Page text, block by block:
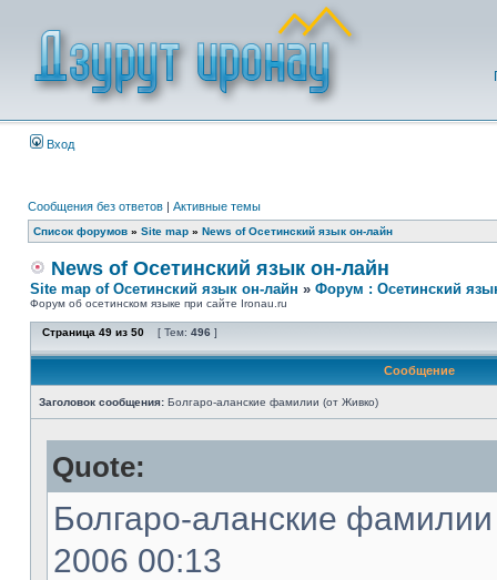
Вход
Сообщения без ответов | Активные темы
Список форумов » Site map » News of Осетинский язык он-лайн
News of Осетинский язык он-лайн
Site map of Осетинский язык он-лайн » Форум : Осетинский
Форум об осетинском языке при сайте Ironau.ru
Страница 49 из 50 [ Тем: 496 ]
Сообщение
Заголовок сообщения: Болгаро-аланские фамилии (от Живко)
Quote:
Болгаро-аланские
2006 00:13